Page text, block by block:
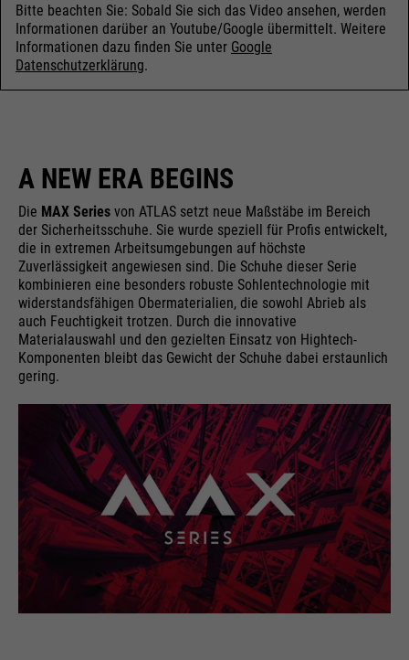
Bitte beachten Sie: Sobald Sie sich das Video ansehen, werden
Informationen darüber an Youtube/Google übermittelt. Weitere
Informationen dazu finden Sie unter Google
Datenschutzerklärung.
A NEW ERA BEGINS
Die MAX Series von ATLAS setzt neue Maßstäbe im Bereich
der Sicherheitsschuhe. Sie wurde speziell für Profis entwickelt,
die in extremen Arbeitsumgebungen auf höchste
Zuverlässigkeit angewiesen sind. Die Schuhe dieser Serie
kombinieren eine besonders robuste Sohlentechnologie mit
widerstandsfähigen Obermaterialien, die sowohl Abrieb als
auch Feuchtigkeit trotzen. Durch die innovative
Materialauswahl und den gezielten Einsatz von Hightech-
Komponenten bleibt das Gewicht der Schuhe dabei erstaunlich
gering.